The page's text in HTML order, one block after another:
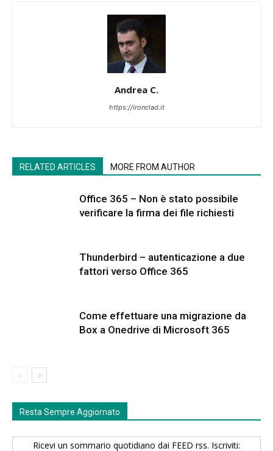
Andrea C.
https://ironclad.it
RELATED ARTICLES MORE FROM AUTHOR
Office 365 – Non è stato possibile
verificare la firma dei file richiesti
Thunderbird – autenticazione a due
fattori verso Office 365
Come effettuare una migrazione da
Box a Onedrive di Microsoft 365
Resta Sempre Aggiornato
Ricevi un sommario quotidiano dai FEED rss. Iscriviti: